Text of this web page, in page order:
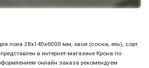
пола 28х145х6000 мм, хвоя (сосна, ель), сорт
в интернет-магазине Крона по
онлайн заказа рекомендуем